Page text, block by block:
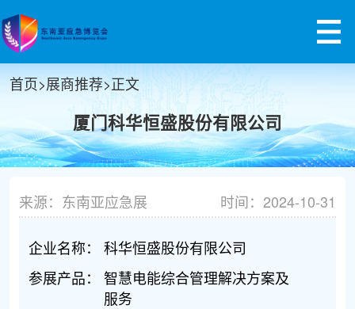
首页>展商推荐>正文
厦门科华恒盛股份有限公司
来源：东南亚应急展 时间：2024-10-31
企业名称：
科华恒盛股份有限公司
参展产品：
智慧电能综合管理解决方案及
服务